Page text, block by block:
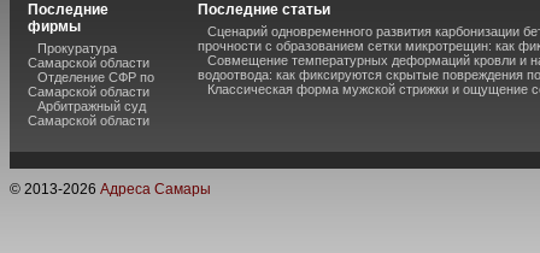
Последние
фирмы
Прокуратура
Самарской области
Отделение СФР по
Самарской области
Арбитражный суд
Самарской области
Последние статьи
Сценарий одновременного развития карбонизации
прочности с образованием сетки микротрещин: как
Совмещение температурных деформаций кровли и
водоотвода: как фиксируются скрытые повреждения
Классическая форма мужской стрижки и ощущение
© 2013-2026 Адреса Самары